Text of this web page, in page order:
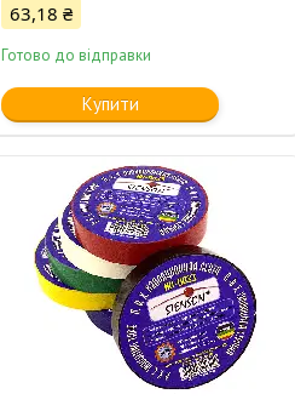
63,18 ₴
Готово до відправки
Купити